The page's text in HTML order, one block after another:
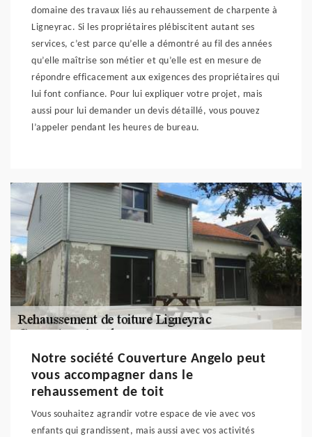
domaine des travaux liés au rehaussement de charpente à
Ligneyrac. Si les propriétaires plébiscitent autant ses
services, c’est parce qu’elle a démontré au fil des années
qu’elle maîtrise son métier et qu’elle est en mesure de
répondre efficacement aux exigences des propriétaires qui
lui font confiance. Pour lui expliquer votre projet, mais
aussi pour lui demander un devis détaillé, vous pouvez
l’appeler pendant les heures de bureau.
Notre société Couverture Angelo peut
vous accompagner dans le
rehaussement de toit
Vous souhaitez agrandir votre espace de vie avec vos
enfants qui grandissent, mais aussi avec vos activités